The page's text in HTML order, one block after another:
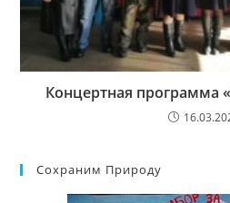
Концертная программа
Сохраним Природу